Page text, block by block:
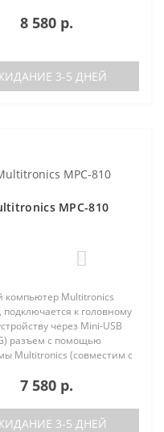
Четыре
цветовые
8 580 р.
3-5 ДНЕЙ
MPC-810
компьютер Multitronics
подключается к головному
через Mini-USB
разъем с помощью
Multitronics (совместим с
MPC-810 по сравнению с
7 580 р.
3-5 ДНЕЙ